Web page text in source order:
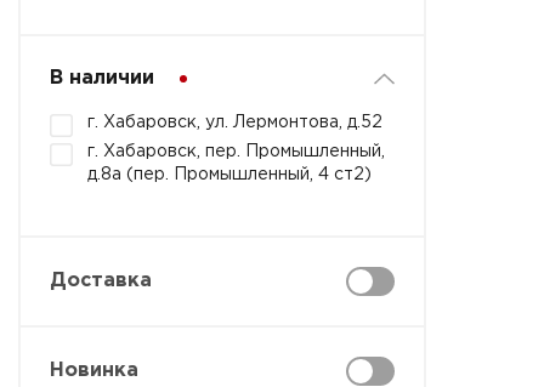
В наличии
г. Хабаровск, ул. Лермонтова, д.52
г. Хабаровск, пер. Промышленный,
д.8а (пер. Промышленный, 4 ст2)
Доставка
Новинка